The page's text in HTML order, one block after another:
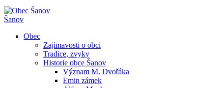
Šanov
Obec
Zajímavosti o obci
Tradice, zvyky
Historie obce Šanov
Význam M. Dvořáka
Emin zámek